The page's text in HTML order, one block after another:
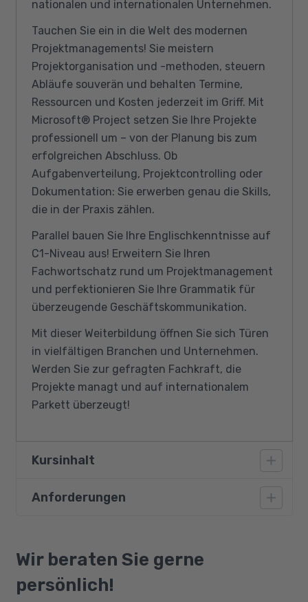
nationalen und internationalen Unternehmen.
Tauchen Sie ein in die Welt des modernen
Projektmanagements! Sie meistern
Projektorganisation und -methoden, steuern
Abläufe souverän und behalten Termine,
Ressourcen und Kosten jederzeit im Griff. Mit
Microsoft® Project setzen Sie Ihre Projekte
professionell um – von der Planung bis zum
erfolgreichen Abschluss. Ob
Aufgabenverteilung, Projektcontrolling oder
Dokumentation: Sie erwerben genau die Skills,
die in der Praxis zählen.
Parallel bauen Sie Ihre Englischkenntnisse auf
C1-Niveau aus! Erweitern Sie Ihren
Fachwortschatz rund um Projektmanagement
und perfektionieren Sie Ihre Grammatik für
überzeugende Geschäftskommunikation.
Mit dieser Weiterbildung öffnen Sie sich Türen
in vielfältigen Branchen und Unternehmen.
Werden Sie zur gefragten Fachkraft, die
Projekte managt und auf internationalem
Parkett überzeugt!
Kursinhalt
Projektmanagement
Abwicklung und Steuerung
Aufgabenverteilung und Projektcontrolling
Anforderungen
konzeptionelles Arbeiten, sehr gute
Deutschkenntnisse sowie Englischkenntnisse
auf dem Niveau B2.1. Darüber hinaus sind
Wir beraten Sie gerne
persönlich!